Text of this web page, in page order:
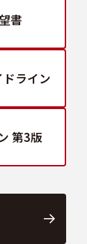
書
ライン
第3版